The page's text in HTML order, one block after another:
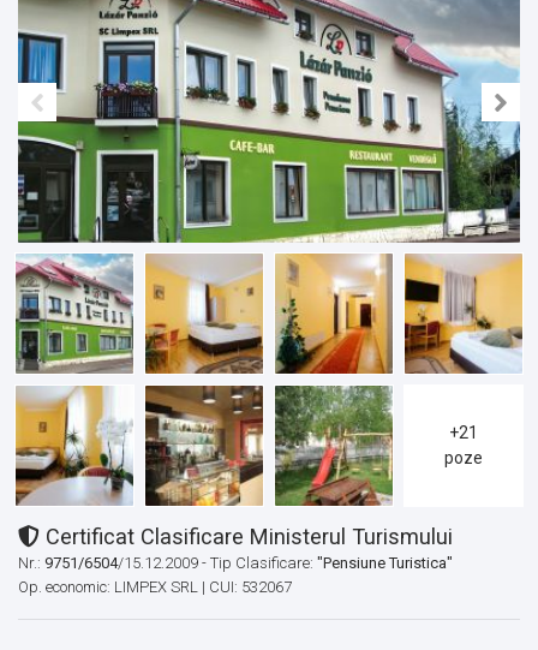
+21
poze
Certificat Clasificare Ministerul Turismului
Nr.: 9751/6504/15.12.2009 - Tip Clasificare: "Pensiune Turistica"
Op. economic: LIMPEX SRL | CUI: 532067